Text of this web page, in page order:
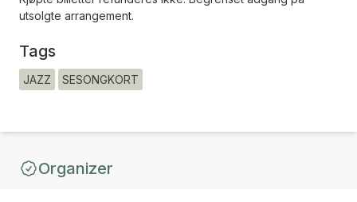
utsolgte arrangement.
Tags
JAZZ SESONGKORT
Organizer